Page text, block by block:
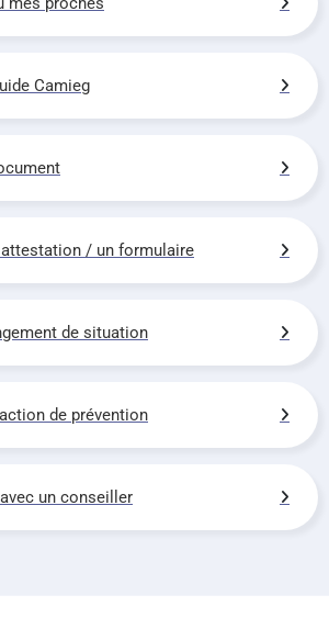
Camieg
attestation / un formulaire
de situation
de prévention
avec un conseiller